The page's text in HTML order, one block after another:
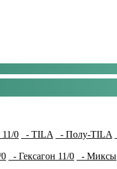
0 - TILA - Полу-TILA
- Гексагон 11/0 - Миксы